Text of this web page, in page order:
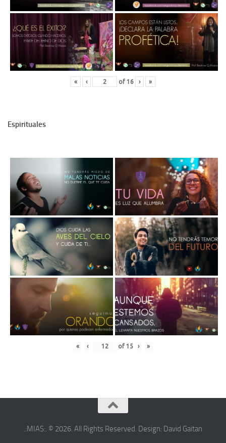
« ‹ of 16 › »
Espirituales
« ‹ of 15 › »
.:MIAS:. © 2026. All Rights Reserved. Design: David Gaitan